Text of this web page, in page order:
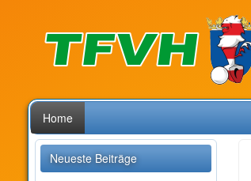
Home
Neueste Beiträge